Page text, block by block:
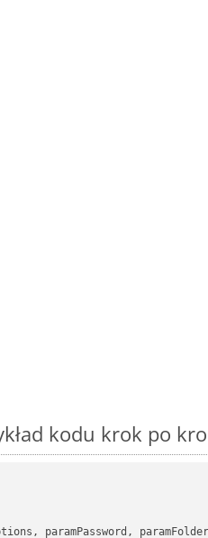
kodu krok po
paramPassword,